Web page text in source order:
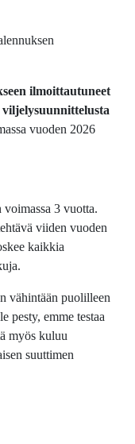
ilmoittautuneet
viljelysuunnittelusta
vuoden 2026
voimassa 3 vuotta.
viiden vuoden
kaikkia
vähintään puolilleen
pesty, emme testaa
myös kuluu
suuttimen